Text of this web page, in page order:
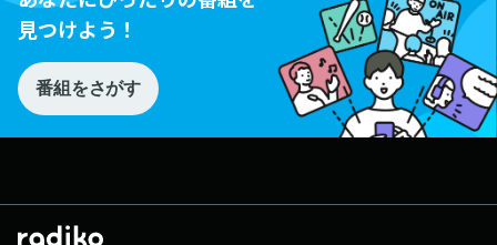
見つけよう！
番組をさがす